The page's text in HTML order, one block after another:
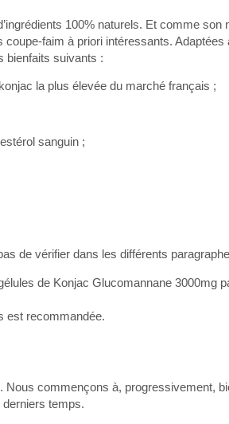
100% naturels. Et comme son
faim à priori intéressants.
bienfaits suivants :
la plus élevée du marché français ;
sanguin ;
de vérifier dans les différents
de Konjac Glucomannane 3000mg
est recommandée.
commençons à, progressivement,
temps.